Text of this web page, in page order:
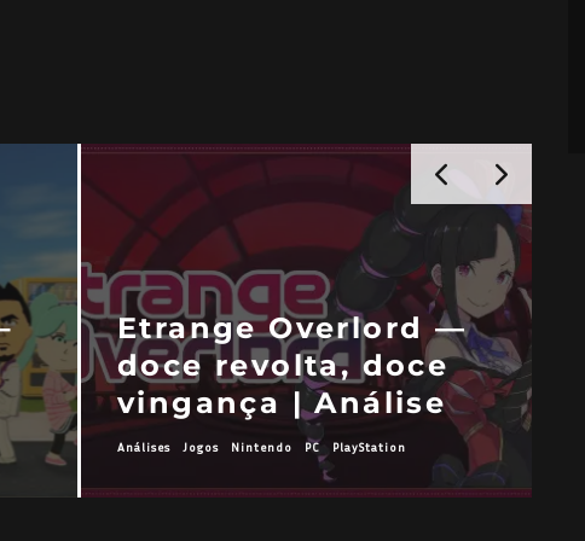
Tales of Berseria
Remastered — o
ouroboros do
propósito | Análise
Análises Jogos Nintendo PC PlayStation